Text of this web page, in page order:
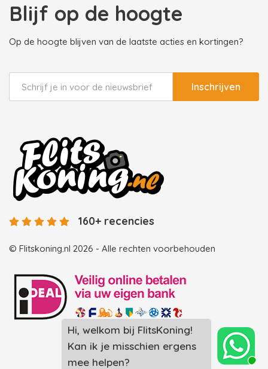
Hi, welkom bij FlitsKoning!
Kan ik je misschien ergens
mee helpen?
Blijf op de hoogte
Op de hoogte blijven van de laatste acties en kortingen?
Inschrijven
© Flitskoning.nl 2026 - Alle rechten voorbehouden
160+ recencies
Landingspagina overzicht photobooths
Landingspagina overzicht videobooths
Photobooth huren in Spijkenisse